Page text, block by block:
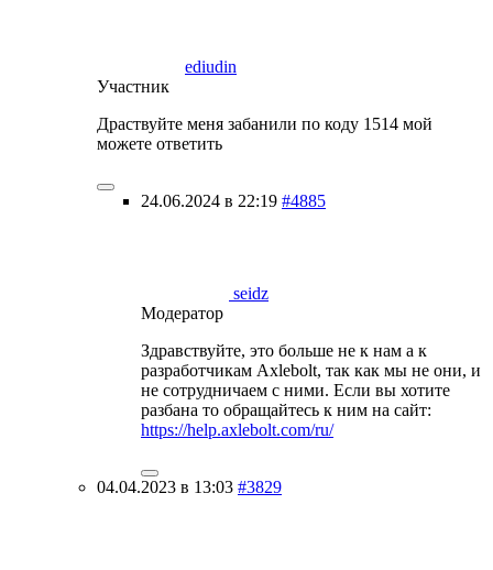
ediudin
Участник
Драствуйте меня забанили по коду 1514 мой
можете ответить
24.06.2024 в 22:19 #4885
seidz
Модератор
Здравствуйте, это больше не к нам а к
разработчикам Axlebolt, так как мы не они, и
не сотрудничаем с ними. Если вы хотите
разбана то обращайтесь к ним на сайт:
https://help.axlebolt.com/ru/
04.04.2023 в 13:03 #3829